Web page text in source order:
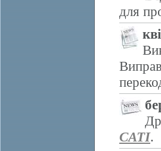
для
CATI.